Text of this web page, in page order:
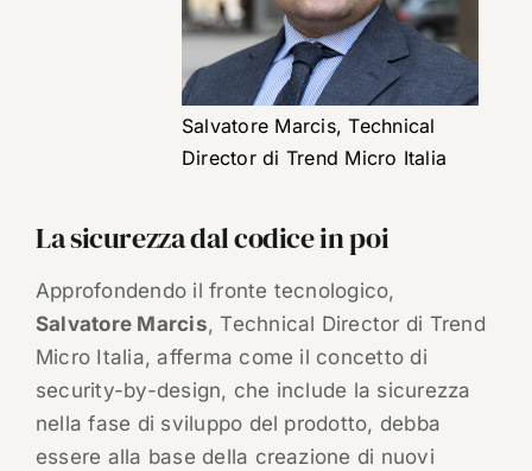
Salvatore Marcis, Technical
Director di Trend Micro Italia
La sicurezza dal codice in poi
Approfondendo il fronte tecnologico,
Salvatore Marcis, Technical Director di Trend
Micro Italia, afferma come il concetto di
security-by-design, che include la sicurezza
nella fase di sviluppo del prodotto, debba
essere alla base della creazione di nuovi